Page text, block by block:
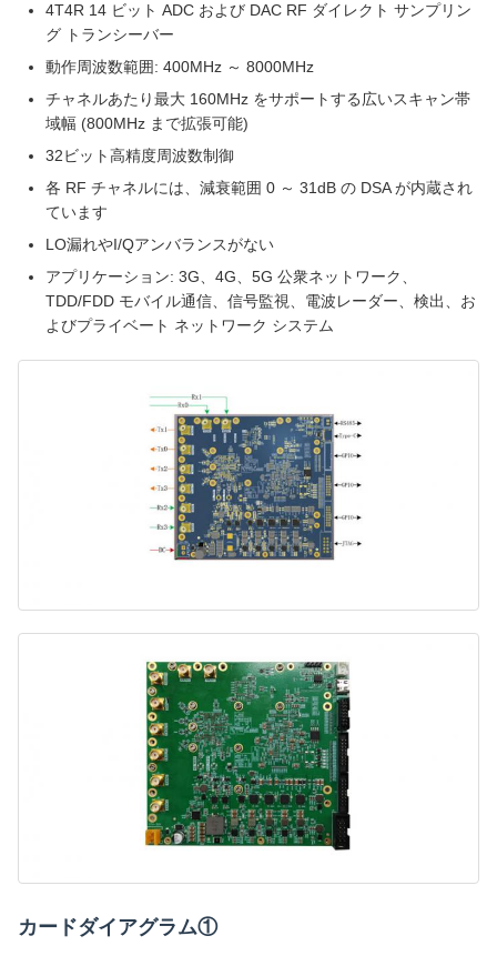
4T4R 14 ビット ADC および DAC RF ダイレクト サンプリン
グ トランシーバー
動作周波数範囲: 400MHz ～ 8000MHz
チャネルあたり最大 160MHz をサポートする広いスキャン帯
域幅 (800MHz まで拡張可能)
32ビット高精度周波数制御
各 RF チャネルには、減衰範囲 0 ～ 31dB の DSA が内蔵され
ています
LO漏れやI/Qアンバランスがない
アプリケーション: 3G、4G、5G 公衆ネットワーク、
TDD/FDD モバイル通信、信号監視、電波レーダー、検出、お
よびプライベート ネットワーク システム
カードダイアグラム①